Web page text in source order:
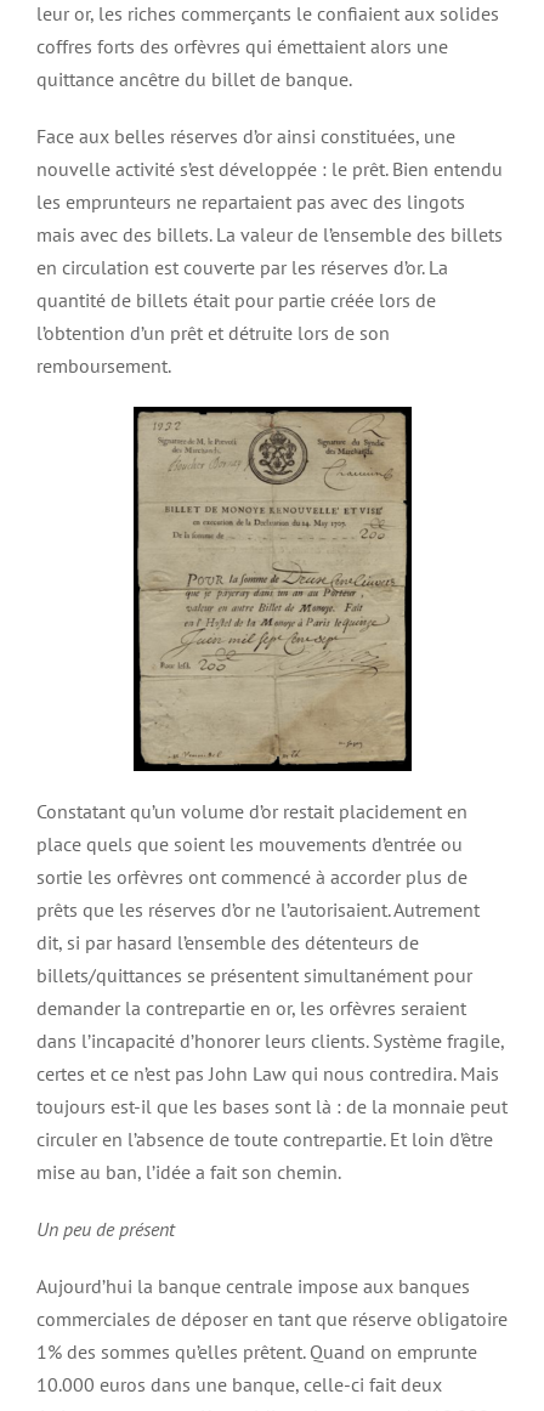
leur or, les riches commerçants le confiaient aux solides
coffres forts des orfèvres qui émettaient alors une
quittance ancêtre du billet de banque.
Face aux belles réserves d’or ainsi constituées, une
nouvelle activité s’est développée : le prêt. Bien entendu
les emprunteurs ne repartaient pas avec des lingots
mais avec des billets. La valeur de l’ensemble des billets
en circulation est couverte par les réserves d’or. La
quantité de billets était pour partie créée lors de
l’obtention d’un prêt et détruite lors de son
remboursement.
Constatant qu’un volume d’or restait placidement en
place quels que soient les mouvements d’entrée ou
sortie les orfèvres ont commencé à accorder plus de
prêts que les réserves d’or ne l’autorisaient. Autrement
dit, si par hasard l’ensemble des détenteurs de
billets/quittances se présentent simultanément pour
demander la contrepartie en or, les orfèvres seraient
dans l’incapacité d’honorer leurs clients. Système fragile,
certes et ce n’est pas John Law qui nous contredira. Mais
toujours est-il que les bases sont là : de la monnaie peut
circuler en l’absence de toute contrepartie. Et loin d’être
mise au ban, l’idée a fait son chemin.
Un peu de présent
Aujourd’hui la banque centrale impose aux banques
commerciales de déposer en tant que réserve obligatoire
1% des sommes qu’elles prêtent. Quand on emprunte
10.000 euros dans une banque, celle-ci fait deux